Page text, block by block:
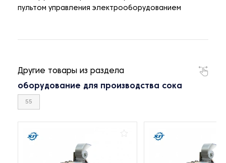
пультом управления электрооборудованием
Другие товары из раздела
оборудование для производства сока
55